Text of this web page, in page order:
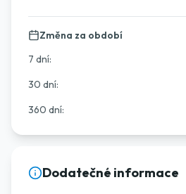
Změna za období
7 dní:
30 dní:
360 dní:
Dodatečné informace